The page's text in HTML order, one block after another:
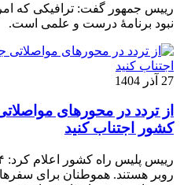
رییس جمهور گفت: ترافیکی که
نبود برنامۀ درست و علمی است.
27 آذر 1404
از تردد در محورهای
کشور اجتناب کنید
روبر هستند. هموطنان برای